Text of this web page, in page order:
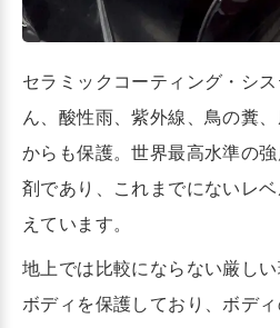
セラミックコーティング・シ
ん、酸性雨、紫外線、鳥の糞
からも保護。世界最高水準の
剤であり、これまでにないレ
えています。
地上では比較にならない厳し
ボディを保護しており、ボディ